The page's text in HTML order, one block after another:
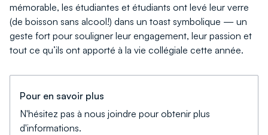
mémorable, les étudiantes et étudiants ont levé leur verre
(de boisson sans alcool!) dans un toast symbolique — un
geste fort pour souligner leur engagement, leur passion et
tout ce qu’ils ont apporté à la vie collégiale cette année.
Pour en savoir plus
N'hésitez pas à nous joindre pour obtenir plus
d'informations.